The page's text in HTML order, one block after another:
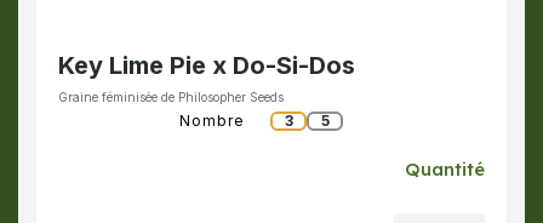
Key Lime Pie x Do-Si-Dos
Graine féminisée de Philosopher Seeds
Nombre 3 5
Quantité